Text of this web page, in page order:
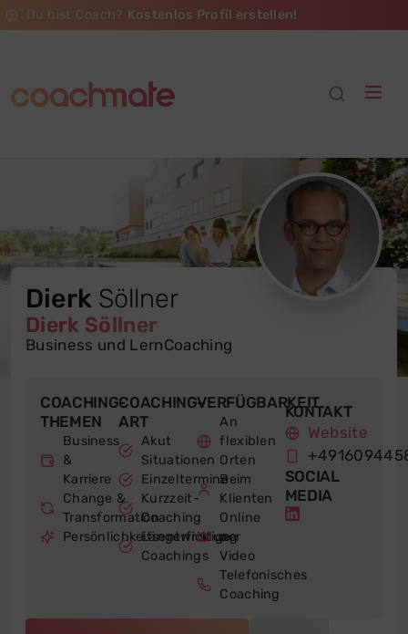
Du bist Coach? Kostenlos Profil erstellen!
Dierk Söllner
Dierk Söllner
Business und LernCoaching
COACHING-
THEMEN
Business
&
Karriere
Change &
Transformation
Persönlichkeitsentwicklung
COACHING-
ART
Akut
Situationen
Einzeltermine
Kurzzeit-
Coaching
Längerfristige
Coachings
VERFÜGBARKEIT
An
flexiblen
Orten
Beim
Klienten
Online
per
Video
Telefonisches
Coaching
KONTAKT
Website
SOCIAL
MEDIA